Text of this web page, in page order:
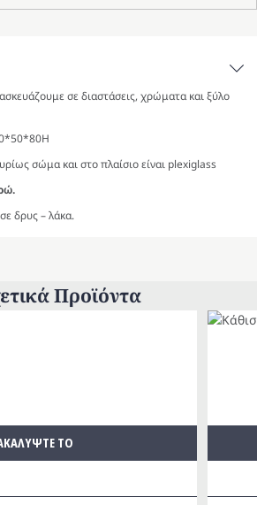
σε διαστάσεις, χρώματα και ξύλο
σώμα και στο πλαίσιο είναι plexiglass
δρυς – λάκα.
Προϊόντα
ΤΟ